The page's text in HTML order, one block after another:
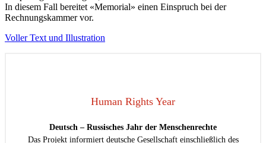
In diesem Fall bereitet «Memorial» einen Einspruch bei der
Rechnungskammer vor.
Voller Text und Illustration
Human Rights Year
Deutsch – Russisches Jahr der Menschenrechte
Das Projekt informiert deutsche Gesellschaft einschließlich des